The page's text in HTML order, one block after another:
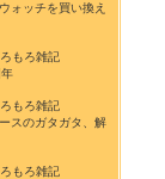
ォッチを買い換え
もろ雑記
もろ雑記
スのガタガタ、解
もろ雑記